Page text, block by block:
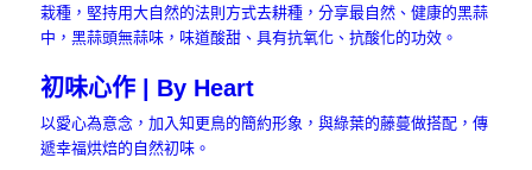
栽種，堅持用大自然的法則方式去耕種，分享最自然、健康的黑蒜
中，黑蒜頭無蒜味，味道酸甜、具有抗氧化、抗酸化的功效。
初味心作 | By Heart
以愛心為意念，加入知更鳥的簡約形象，與綠葉的藤蔓做搭配，傳
遞幸福烘焙的自然初味。